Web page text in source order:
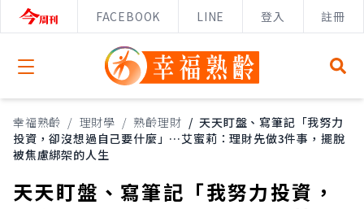
FACEBOOK LINE 登入 註冊
Open menu
幸福熟齡 / 理財學 / 熟齡理財 / 天天盯盤、寫筆記「我努力
投資，卻沒想過自己要什麼」…艾蜜莉：理財先做3件事，擺脫
被焦慮綁架的人生
天天盯盤、寫筆記「我努力投資，